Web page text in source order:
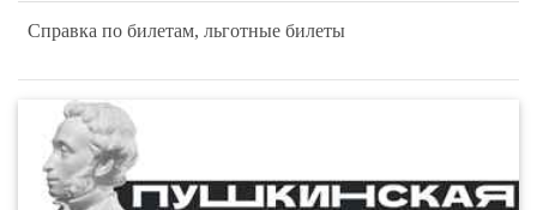
Справка по билетам, льготные билеты